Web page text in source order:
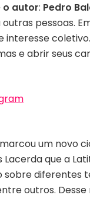
o autor: Pedro
pessoas.
e abrir seus
um novo
que a
diferentes
outros.